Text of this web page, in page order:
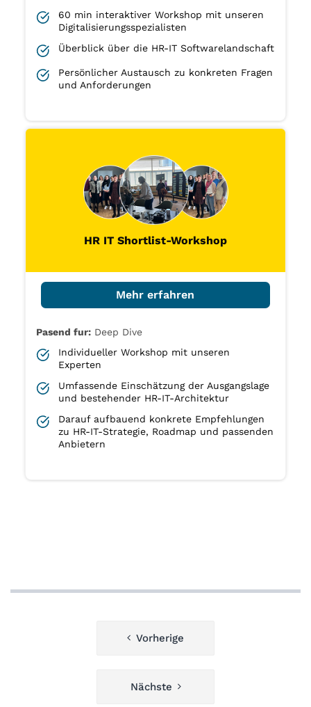
60 min interaktiver Workshop mit unseren
Digitalisierungsspezialisten
Überblick über die HR-IT Softwarelandschaft
Persönlicher Austausch zu konkreten Fragen
und Anforderungen
HR IT Shortlist-Workshop
Mehr erfahren
Pasend fur: Deep Dive
Individueller Workshop mit unseren
Experten
Umfassende Einschätzung der Ausgangslage
und bestehender HR-IT-Architektur
Darauf aufbauend konkrete Empfehlungen
zu HR-IT-Strategie, Roadmap und passenden
Anbietern
Beitragsnavigation
Vorherige
Nächste